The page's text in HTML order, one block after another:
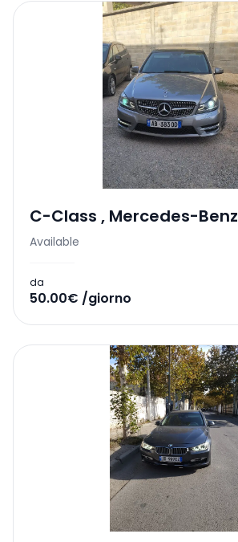
C-Class , Mercedes-Benz
Available
da
50.00€ /giorno